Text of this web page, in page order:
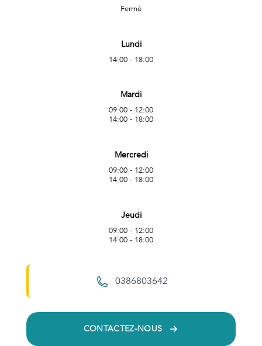
Fermé
Lundi
14:00 - 18:00
Mardi
09:00 - 12:00
14:00 - 18:00
Mercredi
09:00 - 12:00
14:00 - 18:00
Jeudi
09:00 - 12:00
14:00 - 18:00
0386803642
CONTACTEZ-NOUS